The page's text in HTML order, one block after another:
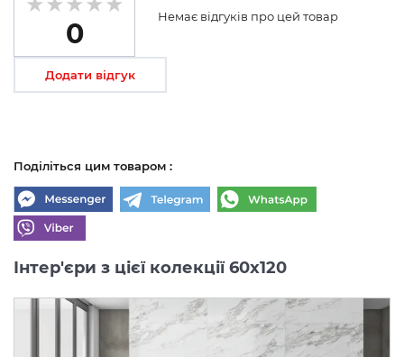
0
Немає відгуків про цей товар
Додати відгук
Поділіться цим товаром :
Інтер'єри з цієї колекції 60x120